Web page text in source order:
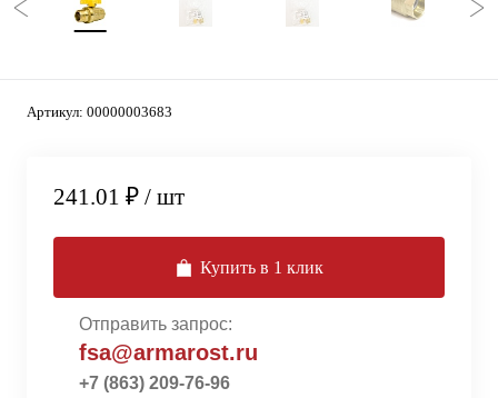
Артикул: 00000003683
241.01 ₽ / шт
Купить в 1 клик
Отправить запрос:
fsa@armarost.ru
+7 (863) 209-76-96